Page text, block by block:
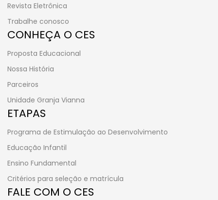
Revista Eletrônica
Trabalhe conosco
CONHEÇA O CES
Proposta Educacional
Nossa História
Parceiros
Unidade Granja Vianna
ETAPAS
Programa de Estimulação ao Desenvolvimento
Educação Infantil
Ensino Fundamental
Critérios para seleção e matrícula
FALE COM O CES